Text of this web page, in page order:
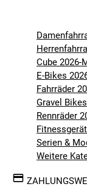
Cube 2026-
E-Bikes
Fahrräder
Gravel
Rennräder
Serien &
Weitere